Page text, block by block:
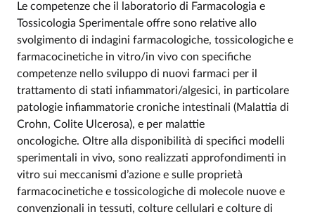
Le competenze che il laboratorio di Farmacologia e
Tossicologia Sperimentale offre sono relative allo
svolgimento di indagini farmacologiche, tossicologiche e
farmacocinetiche in vitro/in vivo con specifiche
competenze nello sviluppo di nuovi farmaci per il
trattamento di stati infiammatori/algesici, in particolare
patologie infiammatorie croniche intestinali (Malattia di
Crohn, Colite Ulcerosa), e per malattie
oncologiche. Oltre alla disponibilità di specifici modelli
sperimentali in vivo, sono realizzati approfondimenti in
vitro sui meccanismi d’azione e sulle proprietà
farmacocinetiche e tossicologiche di molecole nuove e
convenzionali in tessuti, colture cellulari e colture di